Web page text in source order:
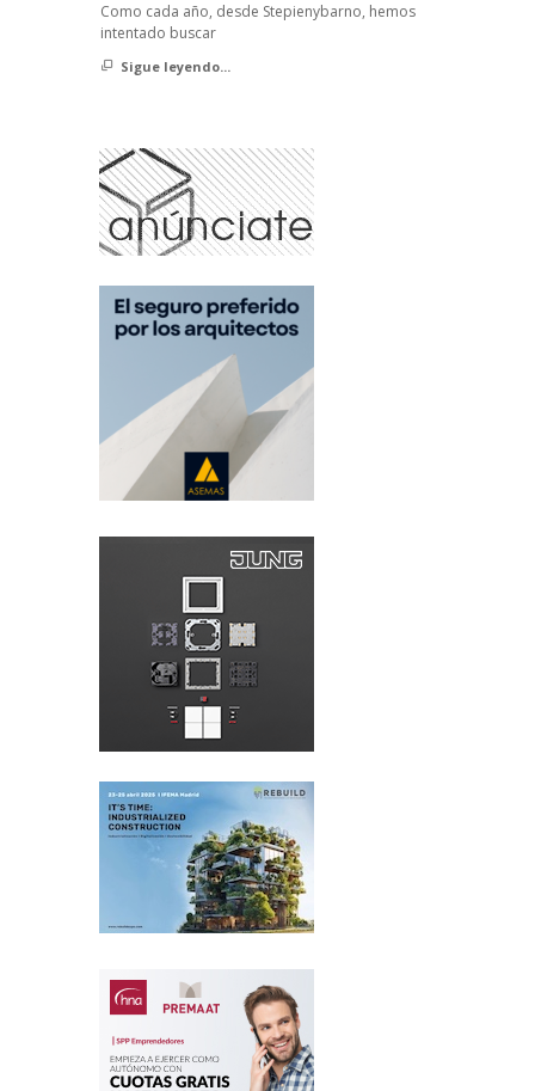
Como cada año, desde Stepienybarno, hemos
intentado buscar
Sigue leyendo...